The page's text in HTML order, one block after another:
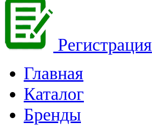
Регистрация
Главная
Каталог
Бренды